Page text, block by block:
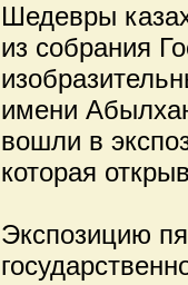
Шедевры
из собрания
имени
вошли в
которая
Экспозицию